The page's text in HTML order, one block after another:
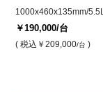
1000x460x135mm/5.5L
￥190,000/台
( 税込 ￥209,000/台 )